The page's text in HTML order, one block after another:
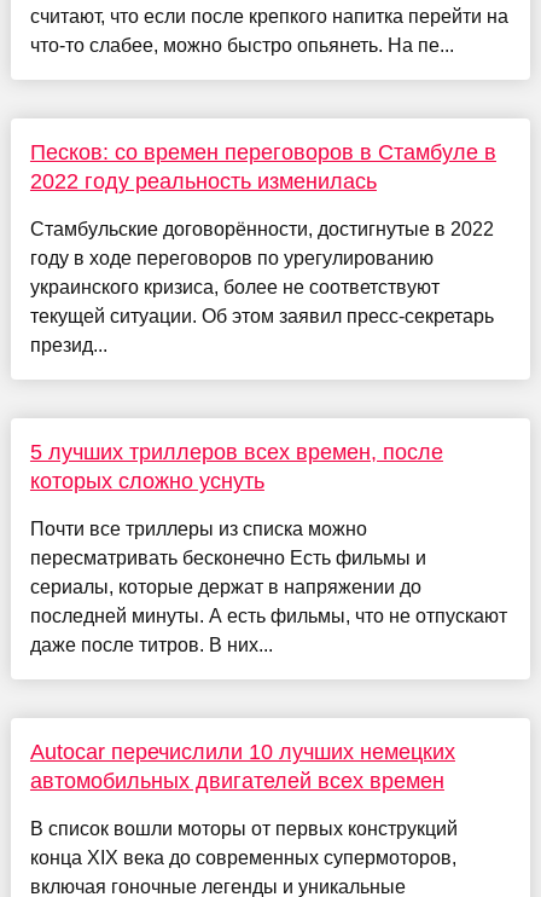
считают, что если после крепкого напитка перейти на
что-то слабее, можно быстро опьянеть. На пе...
Песков: со времен переговоров в Стамбуле в
2022 году реальность изменилась
Стамбульские договорённости, достигнутые в 2022
году в ходе переговоров по урегулированию
украинского кризиса, более не соответствуют
текущей ситуации. Об этом заявил пресс-секретарь
презид...
5 лучших триллеров всех времен, после
которых сложно уснуть
Почти все триллеры из списка можно
пересматривать бесконечно Есть фильмы и
сериалы, которые держат в напряжении до
последней минуты. А есть фильмы, что не отпускают
даже после титров. В них...
Autocar перечислили 10 лучших немецких
автомобильных двигателей всех времен
В список вошли моторы от первых конструкций
конца XIX века до современных супермоторов,
включая гоночные легенды и уникальные